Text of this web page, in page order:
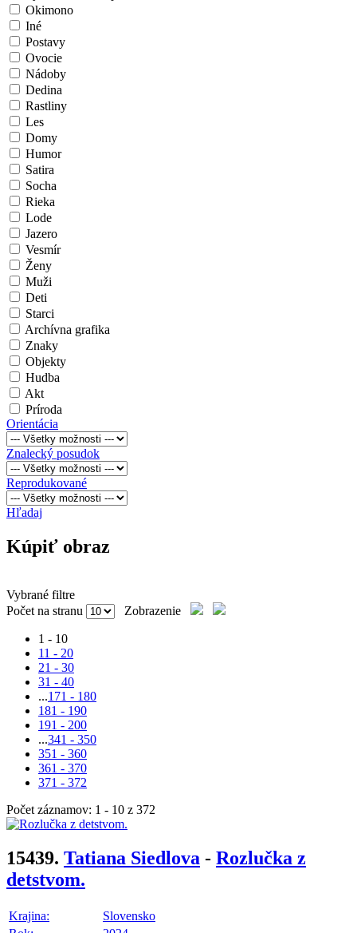
Okimono
Iné
Postavy
Ovocie
Nádoby
Dedina
Rastliny
Les
Domy
Humor
Satira
Socha
Rieka
Lode
Jazero
Vesmír
Ženy
Muži
Deti
Starci
Archívna grafika
Znaky
Objekty
Hudba
Akt
Príroda
Orientácia
Znalecký posudok
Reprodukované
Hľadaj
Kúpiť obraz
Vybrané filtre
Počet na stranu
Zobrazenie
1 - 10
11 - 20
21 - 30
31 - 40
...171 - 180
181 - 190
191 - 200
...341 - 350
351 - 360
361 - 370
371 - 372
Počet záznamov: 1 - 10 z 372
15439. Tatiana Siedlova - Rozlučka z
detstvom.
Krajina:
Slovensko